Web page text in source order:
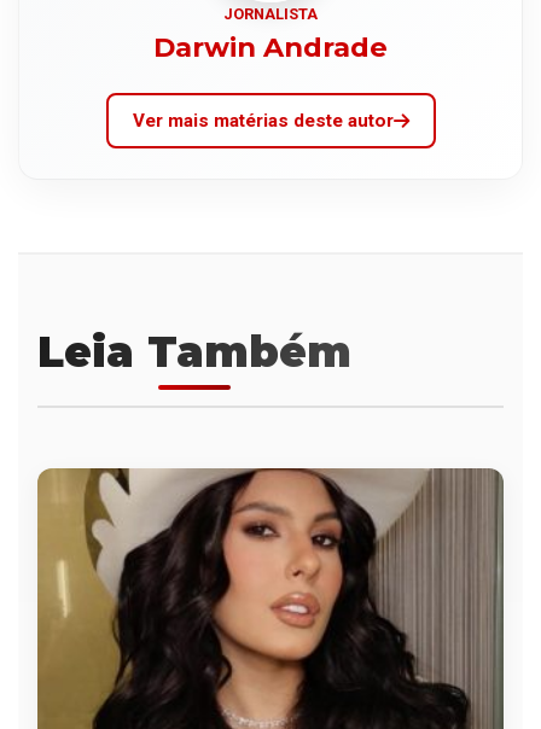
JORNALISTA
Darwin Andrade
Ver mais matérias deste autor
Leia Também